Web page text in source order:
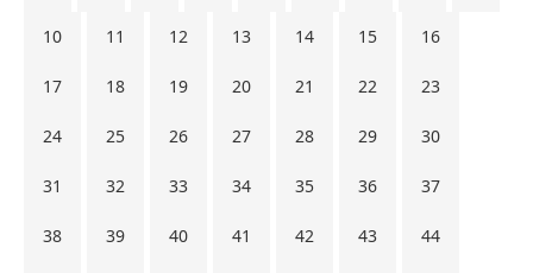
10 11 12 13 14 15 16
17 18 19 20 21 22 23
24 25 26 27 28 29 30
31 32 33 34 35 36 37
38 39 40 41 42 43 44